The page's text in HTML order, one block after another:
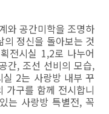
와 공간미학을 조명하
정신을 돌아보는 것
전시실 1,2로 나누어
간, 조선 선비의 모습,
2는 사랑방 내부 꾸
가구를 함께 전시합니
는 사랑방 특별전, 꼭